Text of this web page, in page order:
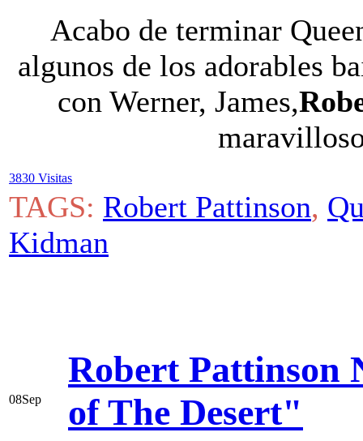
Acabo de terminar
algunos de los adorables
con Werner, James,
3830 Visitas
TAGS: Robert Pattinson,
Kidman
08Sep
Robert Pattinson
of The Desert"